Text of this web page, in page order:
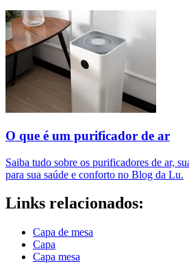
O que é um purificador de ar​
Saiba tudo sobre os purificadores de ar,
para sua saúde e conforto no Blog da Lu.
Links relacionados:
Capa de mesa
Capa
Capa mesa